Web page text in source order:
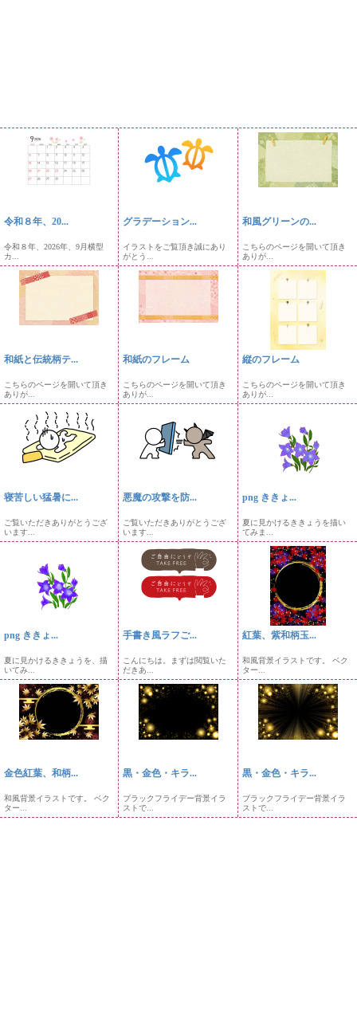
令和８年、20...
令和８年、2026年、9月横型
カ...
グラデーション...
イラストをご覧頂き誠にあり
がとう...
和風グリーンの...
こちらのページを開いて頂き
ありが...
和紙と伝統柄テ...
こちらのページを開いて頂き
ありが...
和紙のフレーム
こちらのページを開いて頂き
ありが...
縦のフレーム
こちらのページを開いて頂き
ありが...
寝苦しい猛暑に...
ご覧いただきありがとうござ
います...
悪魔の攻撃を防...
ご覧いただきありがとうござ
います...
png ききょ...
夏に見かけるききょうを描い
てみま...
png ききょ...
夏に見かけるききょうを、描
いてみ...
手書き風ラフご...
こんにちは。まずは閲覧いた
だきあ...
紅葉、紫和柄玉...
和風背景イラストです。 ベク
ター...
金色紅葉、和柄...
和風背景イラストです。 ベク
ター...
黒・金色・キラ...
ブラックフライデー背景イラ
ストで...
黒・金色・キラ...
ブラックフライデー背景イラ
ストで...